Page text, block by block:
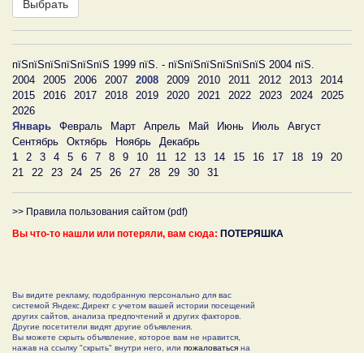
Выбрать
пїЅпїЅпїЅпїЅпїЅпїЅ 1999 пїЅ. - пїЅпїЅпїЅпїЅпїЅпїЅ 2004 пїЅ.
2004
2005 2006 2007 2008 2009 2010 2011 2012 2013
2014
2015
2016 2017 2018 2019 2020 2021 2022 2023 2024
2025
2026
Январь
Февраль Март Апрель Май Июнь Июль
Август
Сентябрь
Октябрь Ноябрь
Декабрь
1
2 3 4 5 6 7 8 9 10 11 12 13 14 15 16 17 18 19
20
21
22 23 24 25 26 27 28 29 30 31
>> Правила пользования сайтом (pdf)
Вы что-то нашли или потеряли, вам сюда: ПОТЕРЯШКА
Вы видите рекламу, подобранную персонально для вас
системой Яндекс.Директ с учетом вашей истории посещений
других сайтов, анализа предпочтений и других факторов.
Другие посетители видят другие объявления.
Вы можете скрыть объявление, которое вам не нравится,
нажав на ссылку "скрыть" внутри него, или пожаловаться на